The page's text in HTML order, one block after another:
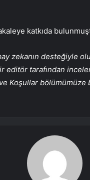
katkıda
zekanın desteğiyle
editör tarafından
Koşullar bölümümüze